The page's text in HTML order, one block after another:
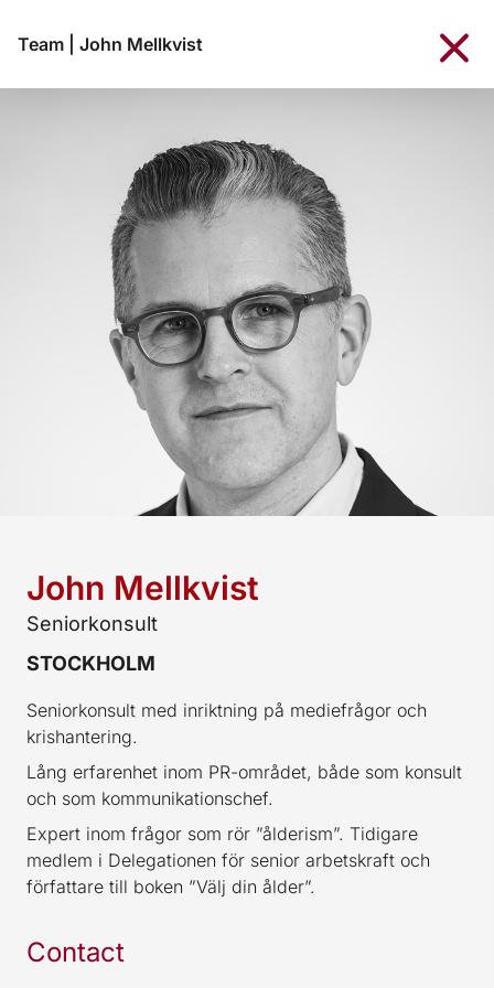
Team John Mellkvist
John Mellkvist
Seniorkonsult
STOCKHOLM
Seniorkonsult med inriktning på mediefrågor och
krishantering.
Lång erfarenhet inom PR-området, både som konsult
och som kommunikationschef.
Expert inom frågor som rör ”ålderism”. Tidigare
medlem i Delegationen för senior arbetskraft och
författare till boken ”Välj din ålder”.
Contact